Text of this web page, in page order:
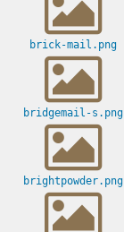
brick-mail.png
bridgemail-s.png
brightpowder.png